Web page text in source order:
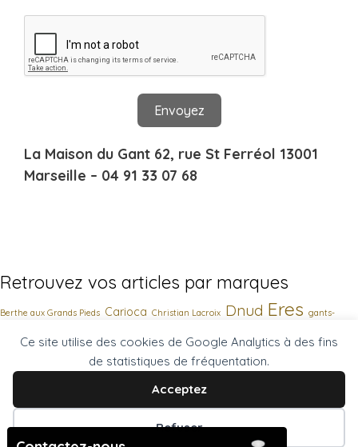
Ce site utilise des cookies de Google Analytics à des fins
de statistiques de fréquentation.
Acceptez
Refuser
Envoyez
La Maison du Gant 62, rue St Ferréol 13001
Marseille – 04 91 33 07 68
Retrouvez vos articles par marques
Berthe aux Grands Pieds Carioca Christian Lacroix Dnud Eres gants-
tailleunique-fantaisies Inoui-Editions Inouitoosh Lisanza On-
U-In Pinup Quand les poules auront des gants Vilebrequin
La Maison du Gant 62, rue St Ferréol 13001 Marseille – 04 91
33 07 68